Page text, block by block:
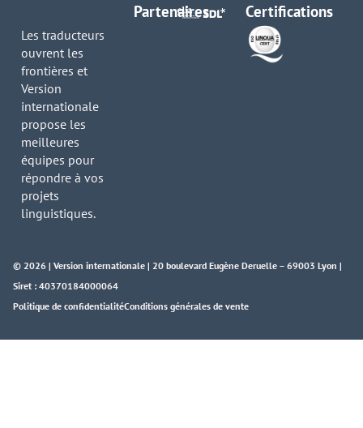
Les traducteurs
ouvrent les
frontières et
Version
internationale
propose les
meilleures
équipes pour
répondre à vos
projets
linguistiques.
Partenaires Certifications
© 2026 | Version internationale | 20 boulevard Eugène Deruelle – 69003 Lyon |
Siret : 40370184000064
Politique de confidentialitéConditions générales de vente